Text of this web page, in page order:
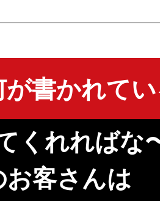
書かれてい
くれればな
客さんは